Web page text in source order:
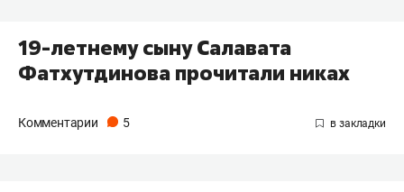
19-летнему сыну Салавата
Фатхутдинова прочитали никах
Комментарии 5